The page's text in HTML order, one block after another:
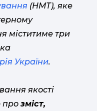
(НМТ), яке
міститиме три
України.
якості
про зміст,